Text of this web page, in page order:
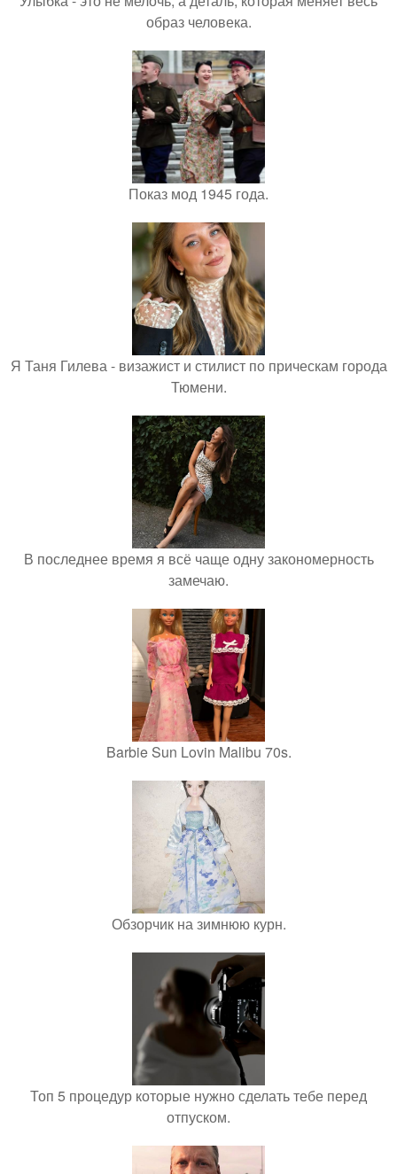
образ человека.
Показ мод 1945 года.
Я Таня Гилева - визажист и стилист по прическам города
Тюмени.
В последнее время я всё чаще одну закономерность
замечаю.
Barbie Sun Lovin Malibu 70s.
Обзорчик на зимнюю курн.
Топ 5 процедур которые нужно сделать тебе перед
отпуском.